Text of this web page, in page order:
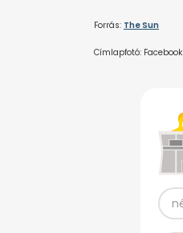
Forrás: The Sun
Címlapfotó: Facebook